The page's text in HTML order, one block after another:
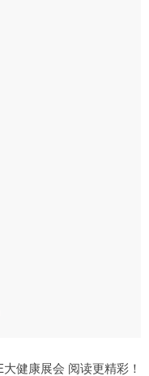
大健康展会 阅读更精彩！